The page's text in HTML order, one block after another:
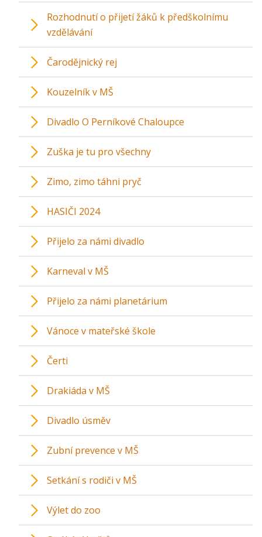
Rozhodnutí o přijetí žáků k předškolnímu
vzdělávání
Čarodějnický rej
Kouzelník v MŠ
Divadlo O Perníkové Chaloupce
Zuška je tu pro všechny
Zimo, zimo táhni pryč
HASIČI 2024
Přijelo za námi divadlo
Karneval v MŠ
Přijelo za námi planetárium
Vánoce v mateřské škole
Čerti
Drakiáda v MŠ
Divadlo úsměv
Zubní prevence v MŠ
Setkání s rodiči v MŠ
Výlet do zoo